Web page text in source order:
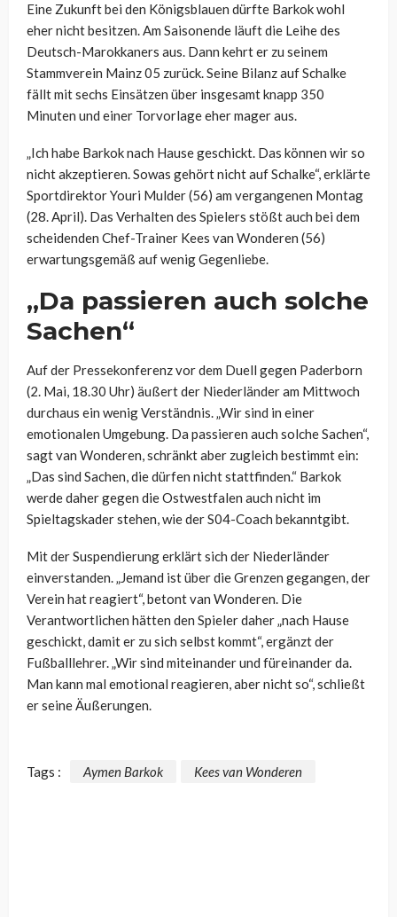
Eine Zukunft bei den Königsblauen dürfte Barkok wohl
eher nicht besitzen. Am Saisonende läuft die Leihe des
Deutsch-Marokkaners aus. Dann kehrt er zu seinem
Stammverein Mainz 05 zurück. Seine Bilanz auf Schalke
fällt mit sechs Einsätzen über insgesamt knapp 350
Minuten und einer Torvorlage eher mager aus.
„Ich habe Barkok nach Hause geschickt. Das können wir so
nicht akzeptieren. Sowas gehört nicht auf Schalke“, erklärte
Sportdirektor Youri Mulder (56) am vergangenen Montag
(28. April). Das Verhalten des Spielers stößt auch bei dem
scheidenden Chef-Trainer Kees van Wonderen (56)
erwartungsgemäß auf wenig Gegenliebe.
„Da passieren auch solche
Sachen“
Auf der Pressekonferenz vor dem Duell gegen Paderborn
(2. Mai, 18.30 Uhr) äußert der Niederländer am Mittwoch
durchaus ein wenig Verständnis. „Wir sind in einer
emotionalen Umgebung. Da passieren auch solche Sachen“,
sagt van Wonderen, schränkt aber zugleich bestimmt ein:
„Das sind Sachen, die dürfen nicht stattfinden.“ Barkok
werde daher gegen die Ostwestfalen auch nicht im
Spieltagskader stehen, wie der S04-Coach bekanntgibt.
Mit der Suspendierung erklärt sich der Niederländer
einverstanden. „Jemand ist über die Grenzen gegangen, der
Verein hat reagiert“, betont van Wonderen. Die
Verantwortlichen hätten den Spieler daher „nach Hause
geschickt, damit er zu sich selbst kommt“, ergänzt der
Fußballlehrer. „Wir sind miteinander und füreinander da.
Man kann mal emotional reagieren, aber nicht so“, schließt
er seine Äußerungen.
Tags : Aymen Barkok Kees van Wonderen